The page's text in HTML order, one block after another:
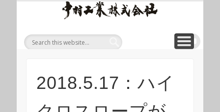
ープ
等重
吊り
上げ
CORPORATE 会社概要
WIREROPE ワイヤロープについて
MODULIFT モジュリフト
PRODUCT 製品
ONLINE SHOP 「ロープくん」ECショップ
CONTACT お問い合わせ
2018.5.17：ハイ